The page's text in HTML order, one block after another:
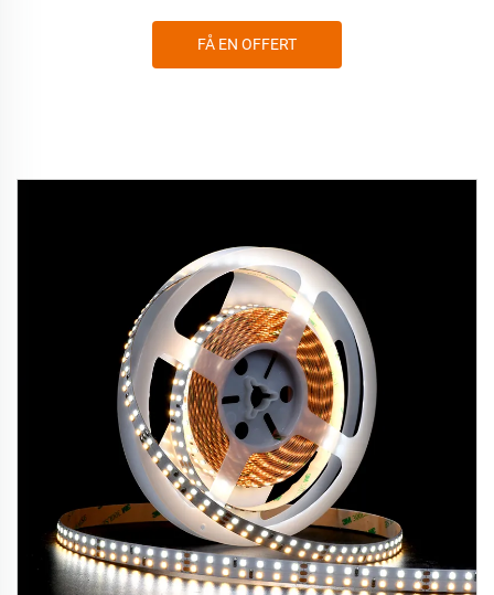
FÅ EN OFFERT